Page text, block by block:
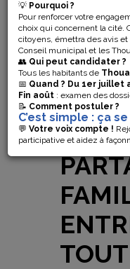
💡 Pourquoi ?
Pour renforcer votre
choix qui concernent la cité.
citoyens, émettra des avis
Conseil municipal et les
👥 Qui peut candidater ?
Tous les habitants de
📅 Quand ? Du 1er juillet
Fin août : examen des
📝 Comment postuler ?
C’est simple : ça
💬 Votre voix compte !
participative et aidez à
UN
AU
TOUT